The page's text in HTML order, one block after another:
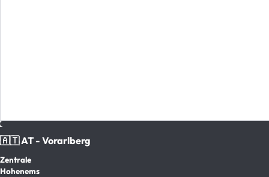
🇦🇹 AT - Vorarlberg
Zentrale
Hohenems